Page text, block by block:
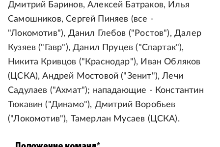
Дмитрий Баринов, Алексей Батраков, Илья
Самошников, Сергей Пиняев (все -
"Локомотив"), Данил Глебов ("Ростов"), Далер
Кузяев ("Гавр"), Данил Пруцев ("Спартак"),
Никита Кривцов ("Краснодар"), Иван Обляков
(ЦСКА), Андрей Мостовой ("Зенит"), Лечи
Садулаев ("Ахмат"); нападающие - Константин
Тюкавин ("Динамо"), Дмитрий Воробьев
("Локомотив"), Тамерлан Мусаев (ЦСКА).